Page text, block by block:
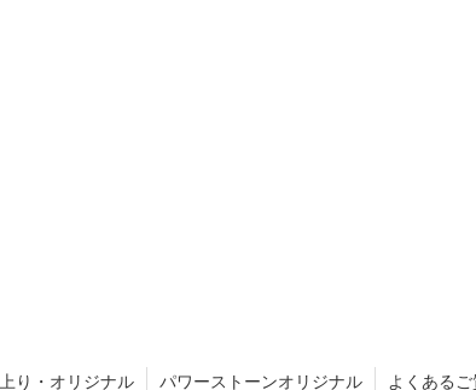
り・オリジナル パワーストーンオリジナル よくあるご